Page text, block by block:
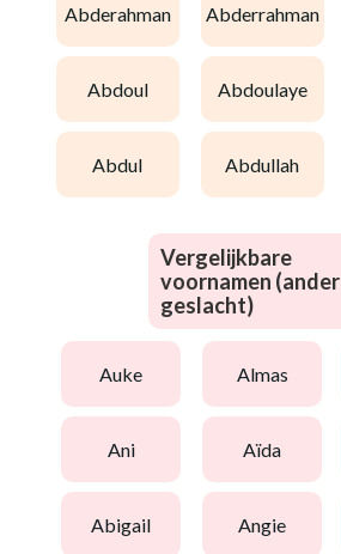
abderahman abderrahman
abdoul abdoulaye
abdul abdullah
Vergelijkbare
voornamen (ander
geslacht)
auke almas
ani aïda
abigail angie